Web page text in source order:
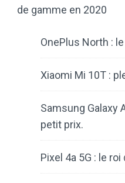
de gamme en 2020
OnePlus North :
Xiaomi Mi 10T :
Samsung Galaxy
petit prix.
Pixel 4a 5G : le